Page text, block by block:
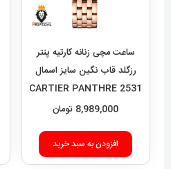
ساعت مچی زنانه کارتیه پنتر
رزگلد قاب نگین سایز اسمال
CARTIER PANTHRE 2531
8,989,000 تومان
افزودن به سبد خرید